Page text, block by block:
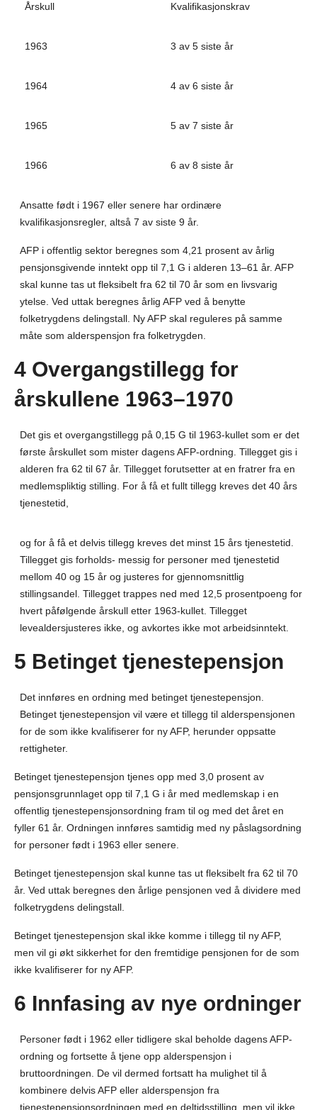
Årskull Kvalifikasjonskrav
1963 3 av 5 siste år
1964 4 av 6 siste år
1965 5 av 7 siste år
1966 6 av 8 siste år
Ansatte født i 1967 eller senere har ordinære
kvalifikasjonsregler, altså 7 av siste 9 år.
AFP i offentlig sektor beregnes som 4,21 prosent av årlig
pensjonsgivende inntekt opp til 7,1 G i alderen 13–61 år. AFP
skal kunne tas ut fleksibelt fra 62 til 70 år som en livsvarig
ytelse. Ved uttak beregnes årlig AFP ved å benytte
folketrygdens delingstall. Ny AFP skal reguleres på samme
måte som alderspensjon fra folketrygden.
4 Overgangstillegg for
årskullene 1963–1970
Det gis et overgangstillegg på 0,15 G til 1963-kullet som er det
første årskullet som mister dagens AFP-ordning. Tillegget gis i
alderen fra 62 til 67 år. Tillegget forutsetter at en fratrer fra en
medlemspliktig stilling. For å få et fullt tillegg kreves det 40 års
tjenestetid,
og for å få et delvis tillegg kreves det minst 15 års tjenestetid.
Tillegget gis forholds- messig for personer med tjenestetid
mellom 40 og 15 år og justeres for gjennomsnittlig
stillingsandel. Tillegget trappes ned med 12,5 prosentpoeng for
hvert påfølgende årskull etter 1963-kullet. Tillegget
levealdersjusteres ikke, og avkortes ikke mot arbeidsinntekt.
5 Betinget tjenestepensjon
Det innføres en ordning med betinget tjenestepensjon.
Betinget tjenestepensjon vil være et tillegg til alderspensjonen
for de som ikke kvalifiserer for ny AFP, herunder oppsatte
rettigheter.
Betinget tjenestepensjon tjenes opp med 3,0 prosent av
pensjonsgrunnlaget opp til 7,1 G i år med medlemskap i en
offentlig tjenestepensjonsordning fram til og med det året en
fyller 61 år. Ordningen innføres samtidig med ny påslagsordning
for personer født i 1963 eller senere.
Betinget tjenestepensjon skal kunne tas ut fleksibelt fra 62 til 70
år. Ved uttak beregnes den årlige pensjonen ved å dividere med
folketrygdens delingstall.
Betinget tjenestepensjon skal ikke komme i tillegg til ny AFP,
men vil gi økt sikkerhet for den fremtidige pensjonen for de som
ikke kvalifiserer for ny AFP.
6 Innfasing av nye ordninger
Personer født i 1962 eller tidligere skal beholde dagens AFP-
ordning og fortsette å tjene opp alderspensjon i
bruttoordningen. De vil dermed fortsatt ha mulighet til å
kombinere delvis AFP eller alderspensjon fra
tjenestepensjonsordningen med en deltidsstilling, men vil ikke